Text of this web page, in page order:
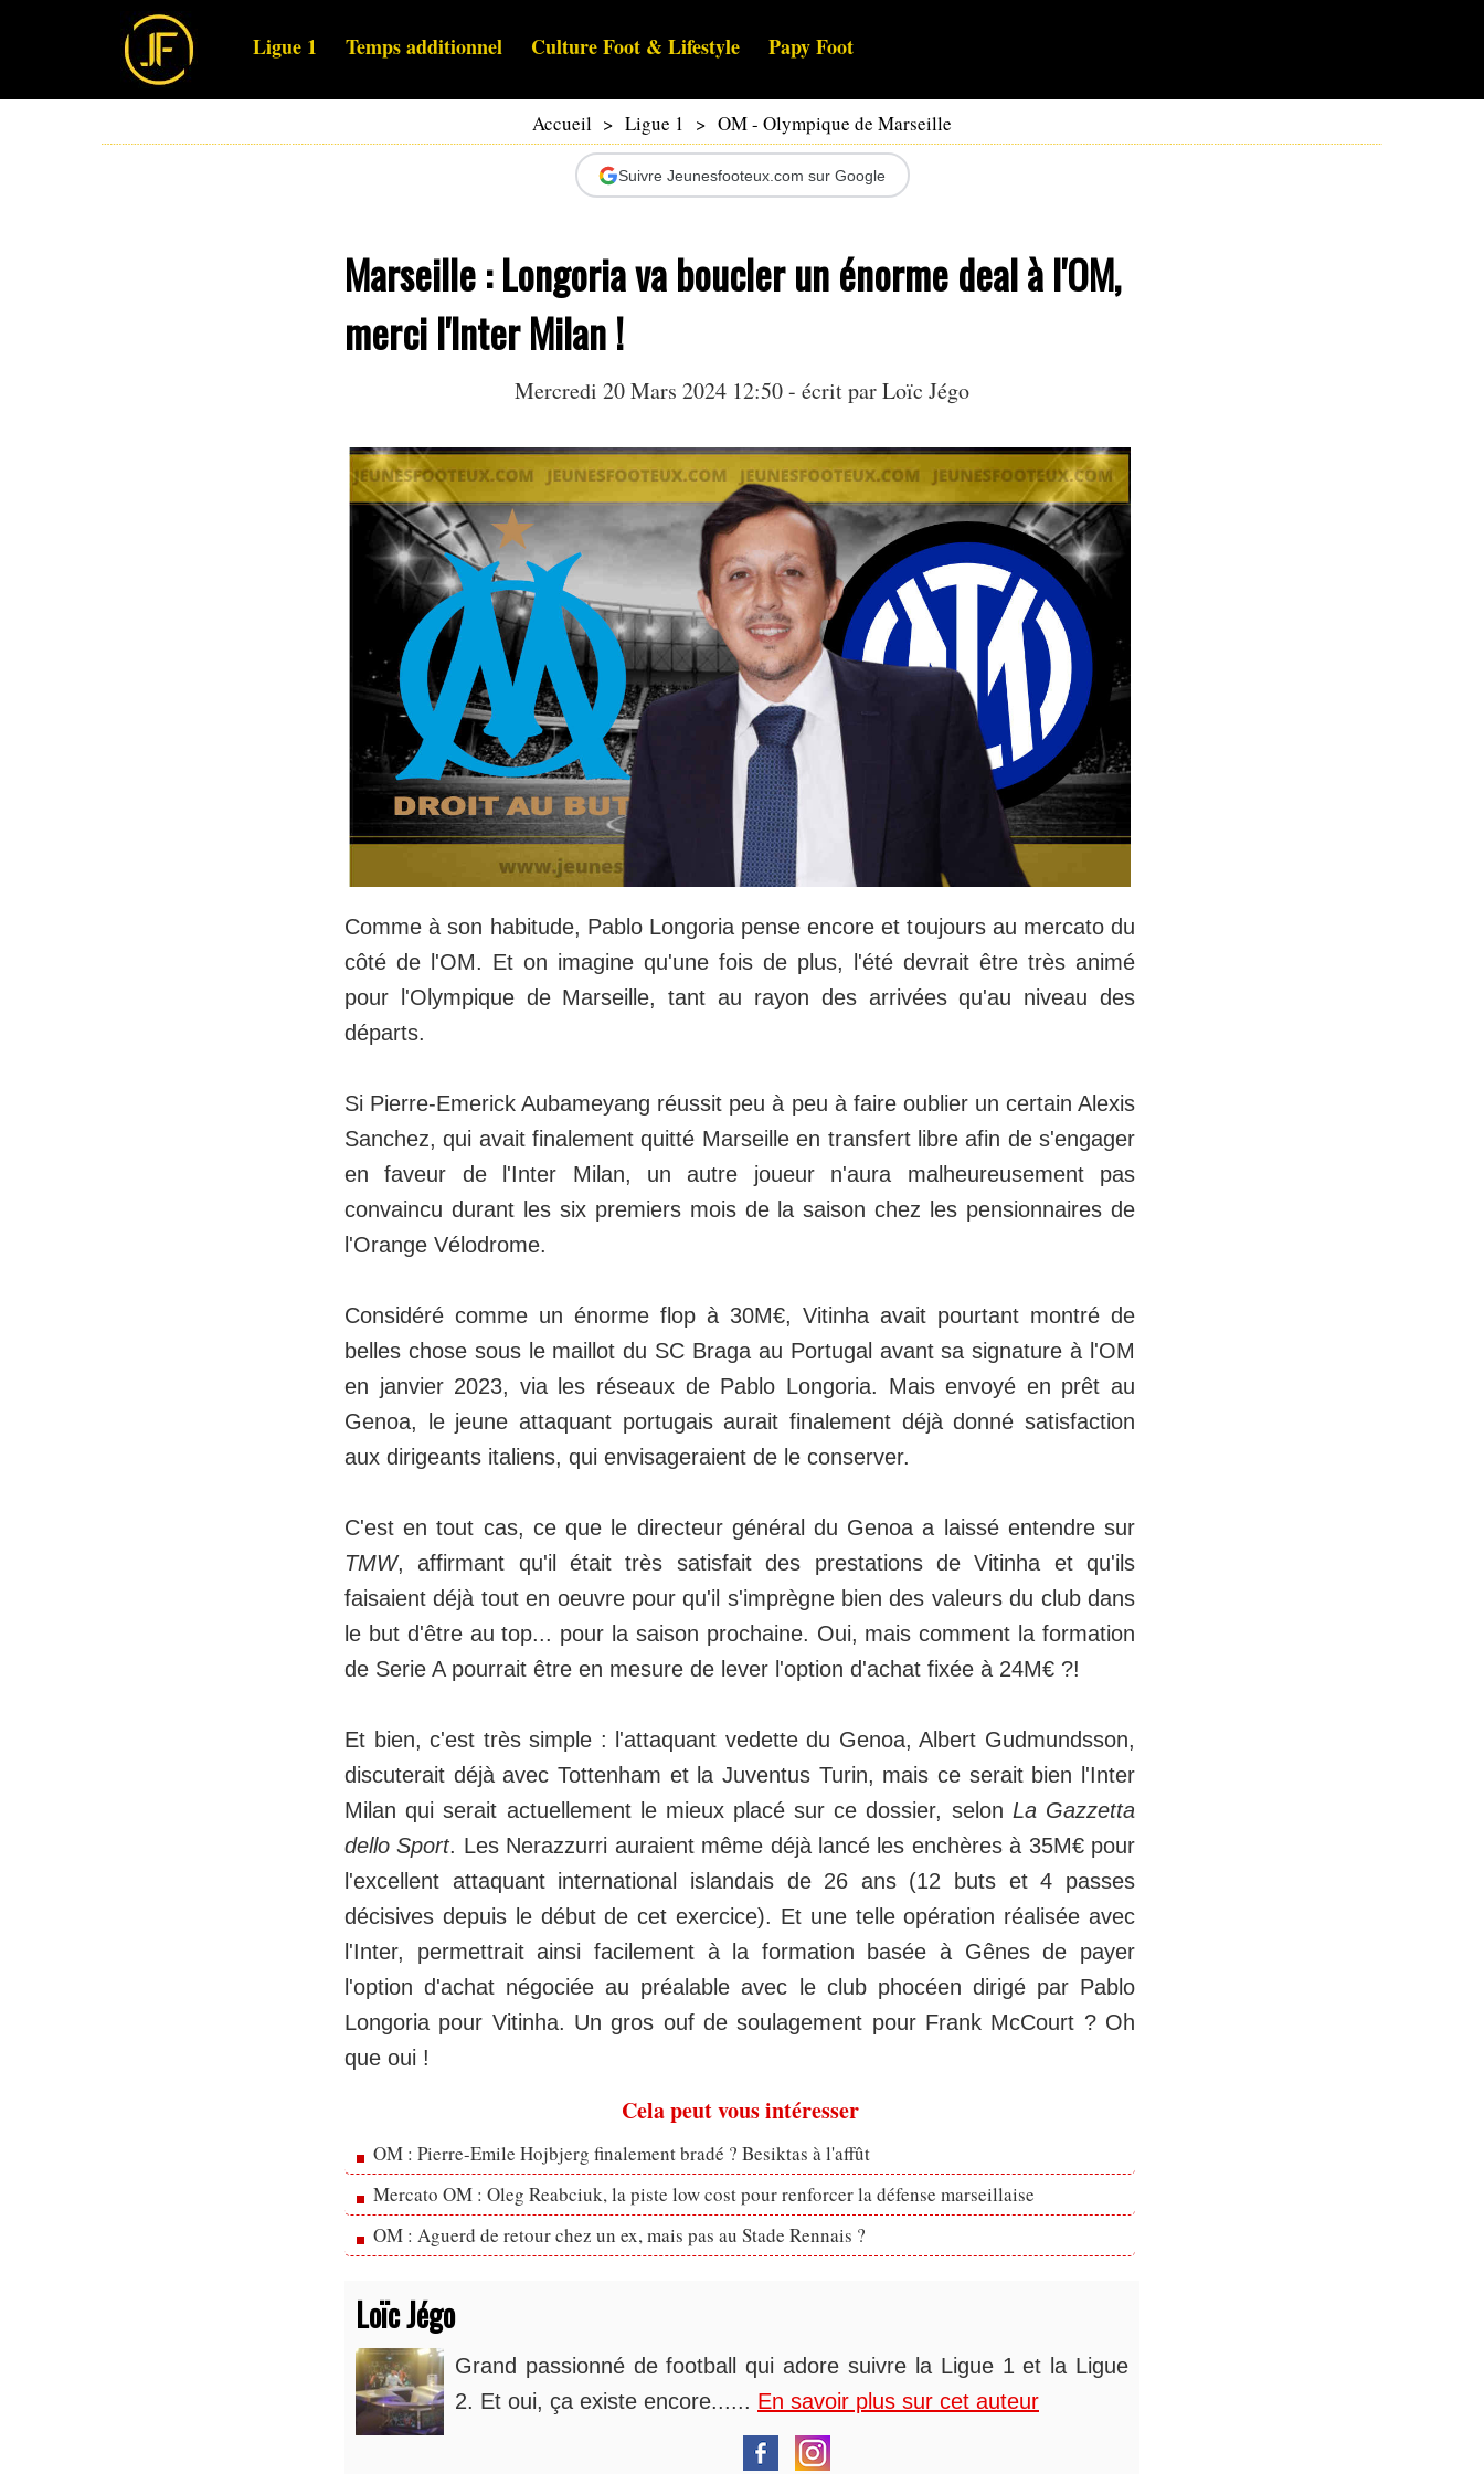
Ligue 1 Temps additionnel Culture Foot & Lifestyle Papy Foot
Accueil > Ligue 1 > OM - Olympique de Marseille
Suivre Jeunesfooteux.com sur Google
Marseille : Longoria va boucler un énorme deal à l'OM,
merci l'Inter Milan !
Mercredi 20 Mars 2024 12:50 - écrit parLoïc Jégo
Comme à son habitude, Pablo Longoria pense encore et toujours au mercato du
côté de l'OM. Et on imagine qu'une fois de plus, l'été devrait être très animé
pour l'Olympique de Marseille, tant au rayon des arrivées qu'au niveau des
départs.
Si Pierre-Emerick Aubameyang réussit peu à peu à faire oublier un certain Alexis
Sanchez, qui avait finalement quitté Marseille en transfert libre afin de s'engager
en faveur de l'Inter Milan, un autre joueur n'aura malheureusement pas
convaincu durant les six premiers mois de la saison chez les pensionnaires de
l'Orange Vélodrome.
Considéré comme un énorme flop à 30M€, Vitinha avait pourtant montré de
belles chose sous le maillot du SC Braga au Portugal avant sa signature à l'OM
en janvier 2023, via les réseaux de Pablo Longoria. Mais envoyé en prêt au
Genoa, le jeune attaquant portugais aurait finalement déjà donné satisfaction
aux dirigeants italiens, qui envisageraient de le conserver.
C'est en tout cas, ce que le directeur général du Genoa a laissé entendre sur
TMW, affirmant qu'il était très satisfait des prestations de Vitinha et qu'ils
faisaient déjà tout en oeuvre pour qu'il s'imprègne bien des valeurs du club dans
le but d'être au top... pour la saison prochaine. Oui, mais comment la formation
de Serie A pourrait être en mesure de lever l'option d'achat fixée à 24M€ ?!
Et bien, c'est très simple : l'attaquant vedette du Genoa, Albert Gudmundsson,
discuterait déjà avec Tottenham et la Juventus Turin, mais ce serait bien l'Inter
Milan qui serait actuellement le mieux placé sur ce dossier, selon La Gazzetta
dello Sport. Les Nerazzurri auraient même déjà lancé les enchères à 35M€ pour
l'excellent attaquant international islandais de 26 ans (12 buts et 4 passes
décisives depuis le début de cet exercice). Et une telle opération réalisée avec
l'Inter, permettrait ainsi facilement à la formation basée à Gênes de payer
l'option d'achat négociée au préalable avec le club phocéen dirigé par Pablo
Longoria pour Vitinha. Un gros ouf de soulagement pour Frank McCourt ? Oh
que oui !
Cela peut vous intéresser
OM : Pierre-Emile Hojbjerg finalement bradé ? Besiktas à l'affût
Mercato OM : Oleg Reabciuk, la piste low cost pour renforcer la défense marseillaise
OM : Aguerd de retour chez un ex, mais pas au Stade Rennais ?
Loïc Jégo
Grand passionné de football qui adore suivre la Ligue 1 et la Ligue
2. Et oui, ça existe encore...... En savoir plus sur cet auteur